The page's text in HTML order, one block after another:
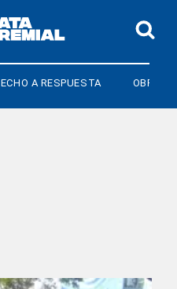
OBRAS SOCIALES